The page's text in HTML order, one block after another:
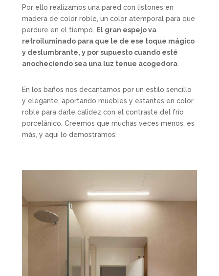
Por ello realizamos una pared con listones en
madera de color roble, un color atemporal para que
perdure en el tiempo.
El gran espejo va
retroiluminado para que le de ese toque mágico
y deslumbrante, y por supuesto cuando esté
anocheciendo sea una luz tenue acogedora.
En los baños nos decantamos por un estilo sencillo
y elegante, aportando muebles y estantes en color
roble para darle calidez con el contraste del frío
porcelánico. Creemos que muchas veces menos, es
más, y aquí lo demostramos.